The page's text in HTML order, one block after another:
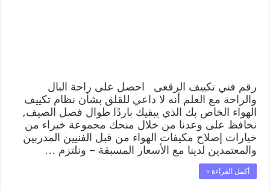
رقم فني تكييف الرقعى احصل على راحة البال
والراحة مع العلم أنه لا داعي للقلق بشأن نظام تكييف
الهواء الخاص بك الذي يبقيك باردًا طوال فصل الصيف,
نحافظ على وعدنا من خلال منحك مجموعة خبراء من
خيارات إصلاح مكيفات الهواء من قبل الفنيين المدربين
والمعتمدين لدينا مع الأسعار المسبقة – ونلتزم …
أكمل القراءة »